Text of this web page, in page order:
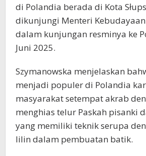
di Polandia berada di Kota
dikunjungi Menteri
dalam kunjungan resminya ke
Juni 2025.
Szymanowska menjelaskan
menjadi populer di Polandia
masyarakat setempat akrab
menghias telur Paskah pisanki
yang memiliki teknik serupa
lilin dalam pembuatan batik.